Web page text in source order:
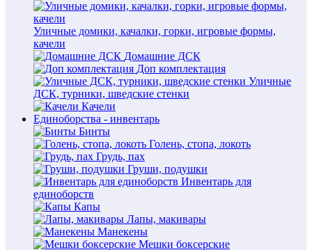
Уличные домики, качалки, горки, игровые формы,
качели
Домашние ДСК
Доп комплектация
Уличные
ДСК, турники, шведские стенки
Качели
Единоборства - инвентарь
Бинты
Голень, стопа, локоть
Грудь, пах
Груши, подушки
Инвентарь для
единоборств
Капы
Лапы, макивары
Манекены
Мешки боксерские